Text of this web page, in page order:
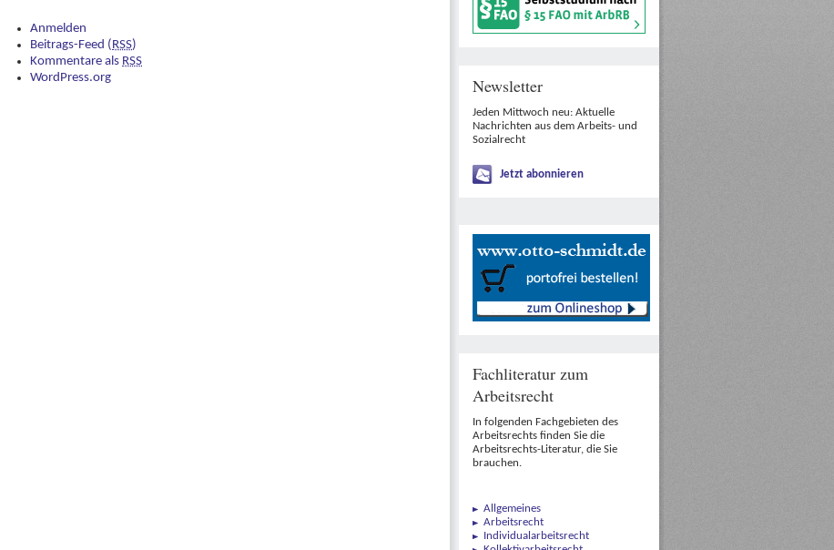
Anmelden
Beitrags-Feed ( RSS)
Kommentare als RSS
WordPress.org
Newsletter
Jeden Mittwoch neu: Aktuelle
Nachrichten aus dem Arbeits- und
Sozialrecht
Jetzt abonnieren
Fachliteratur zum
Arbeitsrecht
In folgenden Fachgebieten des
Arbeitsrechts finden Sie die
Arbeitsrechts-Literatur, die Sie
brauchen.
Allgemeines
Arbeitsrecht
Individualarbeitsrecht